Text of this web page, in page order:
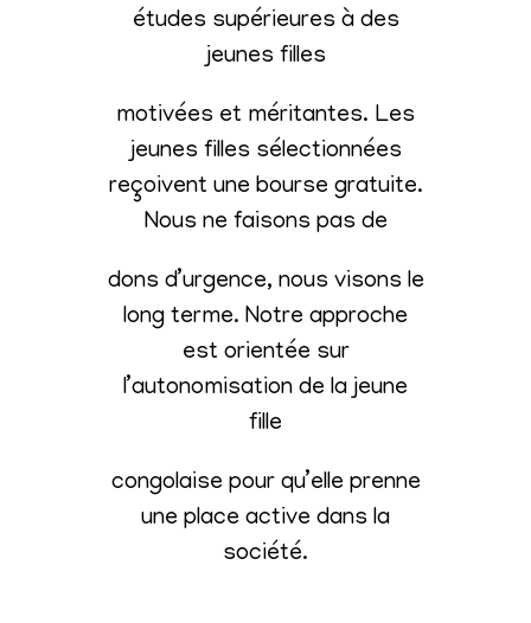
études supérieures à des
jeunes filles
motivées et méritantes. Les
jeunes filles sélectionnées
reçoivent une bourse gratuite.
Nous ne faisons pas de
dons d’urgence, nous visons le
long terme. Notre approche
est orientée sur
l’autonomisation de la jeune
fille
congolaise pour qu’elle prenne
une place active dans la
société.